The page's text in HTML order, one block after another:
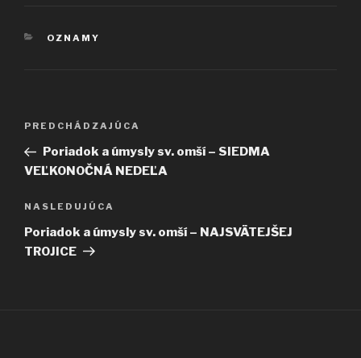
KATEGÓRIE
OZNAMY
Navigácia
článku
Predchádzajúci
článok
PREDCHÁDZAJÚCA
Poriadok a úmysly sv. omší – SIEDMA
VEĽKONOČNÁ NEDEĽA
Ďalší
článok
NASLEDUJÚCA
Poriadok a úmysly sv. omší – NAJSVÄTEJŠEJ
TROJICE